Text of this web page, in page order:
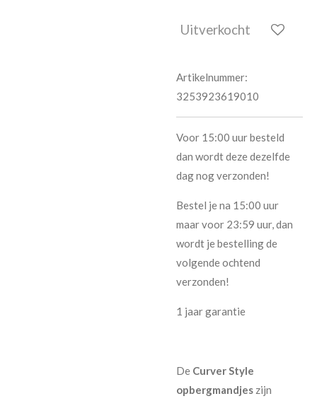
Uitverkocht
Artikelnummer:
3253923619010
Voor 15:00 uur besteld
dan wordt deze dezelfde
dag nog verzonden!
Bestel je na 15:00 uur
maar voor 23:59 uur, dan
wordt je bestelling de
volgende ochtend
verzonden!
1 jaar garantie
De Curver Style
opbergmandjes zijn